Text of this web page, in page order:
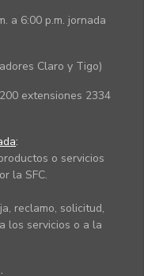
a 6:00 p.m. jornada
Claro y Tigo)
extensiones 2334
:
o servicios
la SFC.
reclamo, solicitud,
los servicios o a la